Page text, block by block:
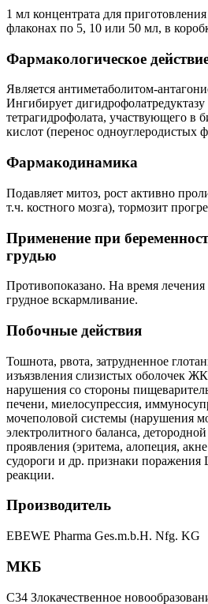
1 мл концентрата для
флаконах по 5, 10 или 50 мл, в
Фармакологическое
Является антиметаболитом-
Ингибирует дигидрофолатредуктазу
тетрагидрофолата, участвующего в
кислот (перенос одноуглеродистых
Фармакодинамика
Подавляет митоз, рост активно
т.ч. костного мозга), тормозит
Применение при
грудью
Противопоказано. На время лечения
грудное вскармливание.
Побочные действия
Тошнота, рвота, затрудненное
изъязвления слизистых оболочек
нарушения со стороны
печени, миелосупрессия,
мочеполовой системы (нарушения
электролитного баланса,
проявления (эритема, алопеция,
судороги и др. признаки
реакции.
Производитель
EBEWE Pharma Ges.m.b.H. Nfg. KG
МКБ
C34 Злокачественное